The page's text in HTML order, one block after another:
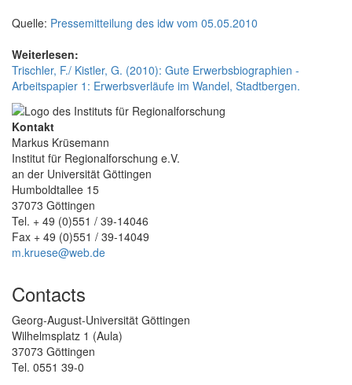
Quelle: Pressemitteilung des idw vom 05.05.2010
Weiterlesen:
Trischler, F./ Kistler, G. (2010): Gute Erwerbsbiographien -
Arbeitspapier 1: Erwerbsverläufe im Wandel, Stadtbergen.
Kontakt
Markus Krüsemann
Institut für Regionalforschung e.V.
an der Universität Göttingen
Humboldtallee 15
37073 Göttingen
Tel. + 49 (0)551 / 39-14046
Fax + 49 (0)551 / 39-14049
m.kruese@web.de
Contacts
Georg-August-Universität Göttingen
Wilhelmsplatz 1 (Aula)
37073 Göttingen
Tel. 0551 39-0